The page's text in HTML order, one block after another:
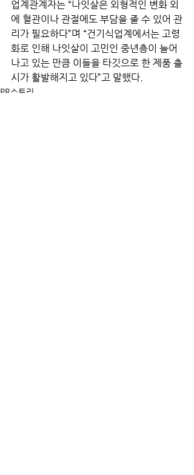
업계관계자는 “나잇살은 외형적인 변화 외
에 혈관이나 관절에도 부담을 줄 수 있어 관
리가 필요하다”며 “건기식업계에서는 고령
화로 인해 나잇살이 고민인 중년층이 늘어
나고 있는 만큼 이들을 타깃으로 한 제품 출
시가 활발해지고 있다”고 말했다.
PR스토리